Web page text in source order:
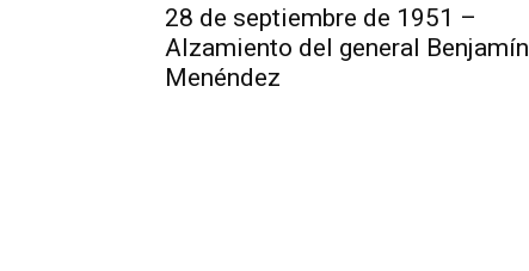
28 de septiembre de 1951 –
Alzamiento del general Benjamín
Menéndez